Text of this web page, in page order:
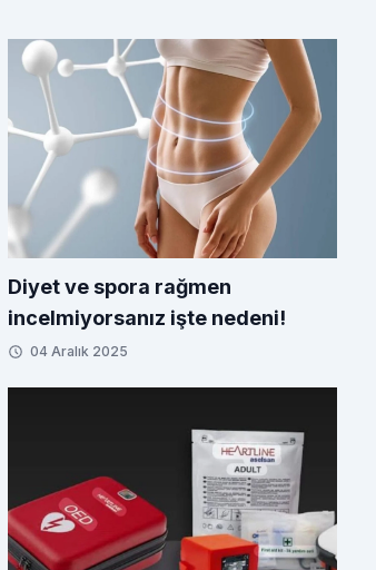
Diyet ve spora rağmen
incelmiyorsanız işte nedeni!
04 Aralık 2025